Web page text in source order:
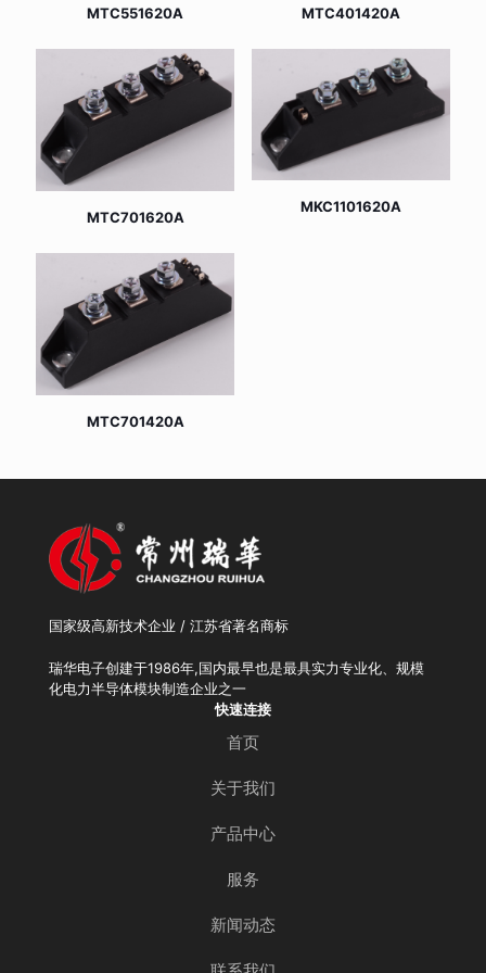
MTC551620A MTC401420A
MTC701620A
MKC1101620A
MTC701420A
国家级高新技术企业 / 江苏省著名商标
瑞华电子创建于1986年,国内最早也是最具实力专业化、规模
化电力半导体模块制造企业之一
快速连接
首页
关于我们
产品中心
服务
新闻动态